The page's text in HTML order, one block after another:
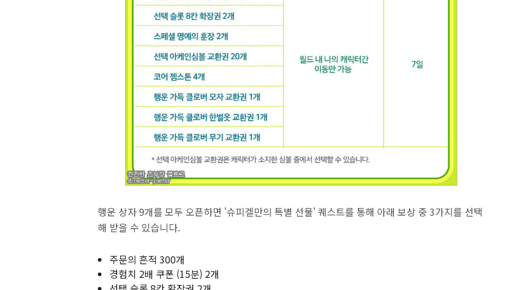
행운 상자 9개를 모두 오픈하면 '슈피겔만의 특별 선물' 퀘스트를 통해 아래 보상 중 3가지를 선택
해 받을 수 있습니다.
주문의 흔적 300개
경험치 2배 쿠폰 (15분) 2개